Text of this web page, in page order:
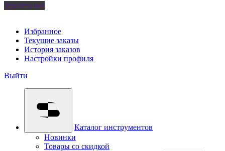
Удалить все
Избранное
Текущие заказы
История заказов
Настройки профиля
Выйти
Каталог инструментов
Новинки
Товары со скидкой